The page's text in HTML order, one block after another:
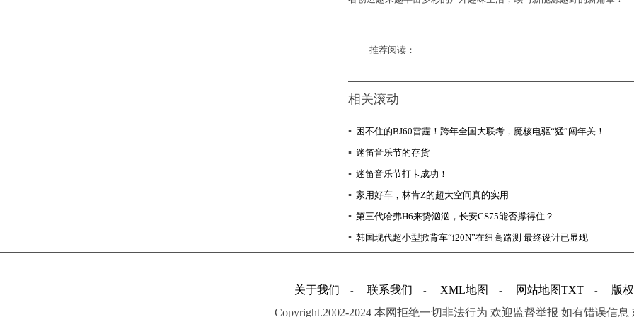
推荐阅读：
相关滚动
▪ 困不住的BJ60雷霆！跨年全国大联考，魔核电驱“猛”闯年关！
▪ 迷笛音乐节的存货
▪ 迷笛音乐节打卡成功！
▪ 家用好车，林肯Z的超大空间真的实用
▪ 第三代哈弗H6来势汹汹，长安CS75能否撑得住？
▪ 韩国现代超小型掀背车“i20N”在纽高路测 最终设计已显现
关于我们 - 联系我们 - XML地图 - 网站地图TXT -
版
Copyright.2002-2024 本网拒绝一切非法行为 欢迎监督举报 如有错误信息